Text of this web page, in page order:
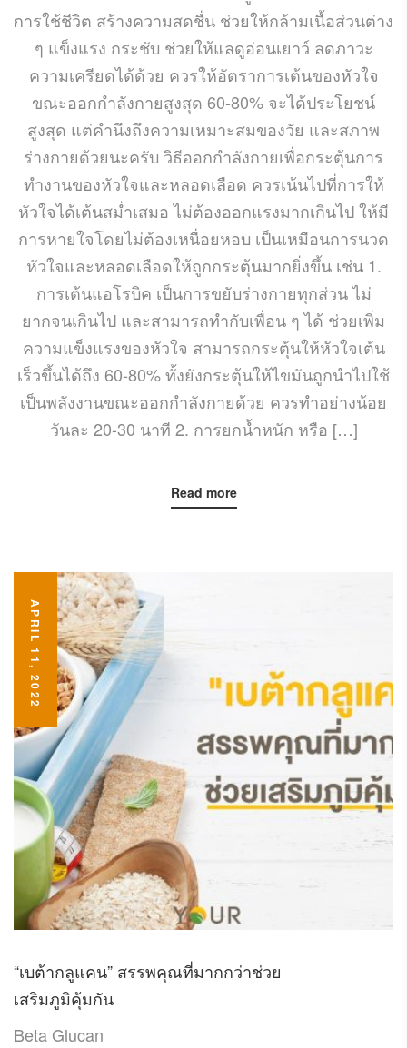
การใช้ชีวิต สร้างความสดชื่น ช่วยให้กล้ามเนื้อส่วนต่าง
ๆ แข็งแรง กระชับ ช่วยให้แลดูอ่อนเยาว์ ลดภาวะ
ความเครียดได้ด้วย ควรให้อัตราการเต้นของหัวใจ
ขณะออกกำลังกายสูงสุด 60-80% จะได้ประโยชน์
สูงสุด แต่คำนึงถึงความเหมาะสมของวัย และสภาพ
ร่างกายด้วยนะครับ วิธีออกกำลังกายเพื่อกระตุ้นการ
ทำงานของหัวใจและหลอดเลือด ควรเน้นไปที่การให้
หัวใจได้เต้นสม่ำเสมอ ไม่ต้องออกแรงมากเกินไป ให้มี
การหายใจโดยไม่ต้องเหนื่อยหอบ เป็นเหมือนการนวด
หัวใจและหลอดเลือดให้ถูกกระตุ้นมากยิ่งขึ้น เช่น 1.
การเต้นแอโรบิค เป็นการขยับร่างกายทุกส่วน ไม่
ยากจนเกินไป และสามารถทำกับเพื่อน ๆ ได้ ช่วยเพิ่ม
ความแข็งแรงของหัวใจ สามารถกระตุ้นให้หัวใจเต้น
เร็วขึ้นได้ถึง 60-80% ทั้งยังกระตุ้นให้ไขมันถูกนำไปใช้
เป็นพลังงานขณะออกกำลังกายด้วย ควรทำอย่างน้อย
วันละ 20-30 นาที 2. การยกน้ำหนัก หรือ […]
Read more
APRIL 11, 2022
“เบต้ากลูแคน” สรรพคุณที่มากกว่าช่วย
เสริมภูมิคุ้มกัน
Beta Glucan